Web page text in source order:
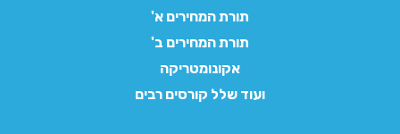
תורת המחירים א'
תורת המחירים ב'
אקונומטריקה
ועוד שלל קורסים רבים